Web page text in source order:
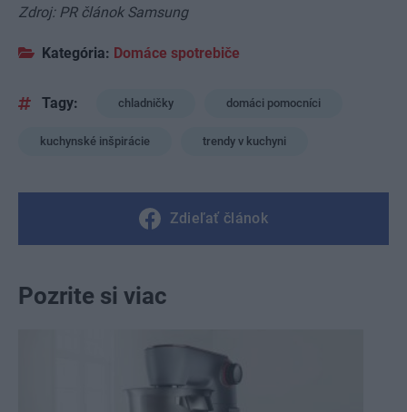
Zdroj: PR článok Samsung
Kategória: Domáce spotrebiče
Tagy: chladničky domáci pomocníci
kuchynské inšpirácie trendy v kuchyni
Zdieľať článok
Pozrite si viac